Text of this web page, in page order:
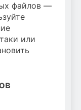
файлов —
или